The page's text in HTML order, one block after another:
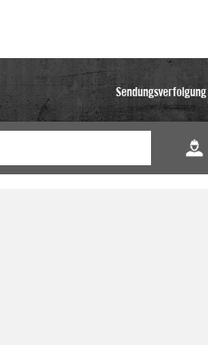
Sendungsverfolgung